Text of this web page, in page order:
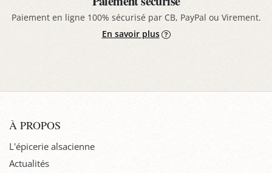
Paiement en ligne 100% sécurisé par CB, PayPal ou Virement.
En savoir plus
À PROPOS
L'épicerie alsacienne
Actualités